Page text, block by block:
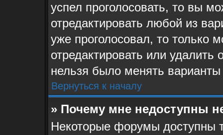
успел проголосовать, то вы
отредактировать любой из
уже проголосовал, то только
отредактировать или
нельзя было менять
Вернуться к началу
» Почему мне недоступны
Некоторые форумы доступны